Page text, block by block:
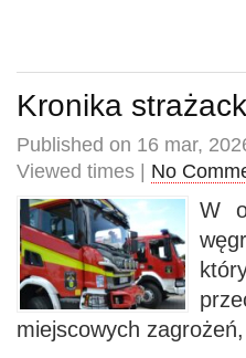
Kronika
Published on 16 mar,
Viewed times | No
W
miejscowych